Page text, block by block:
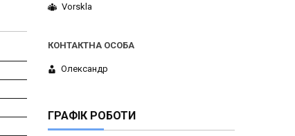
Vorskla
Олександр
ГРАФІК РОБОТИ